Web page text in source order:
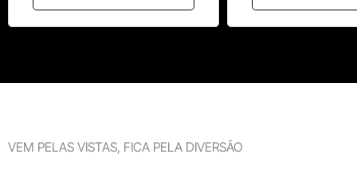
VEM PELAS VISTAS, FICA PELA DIVERSÃO